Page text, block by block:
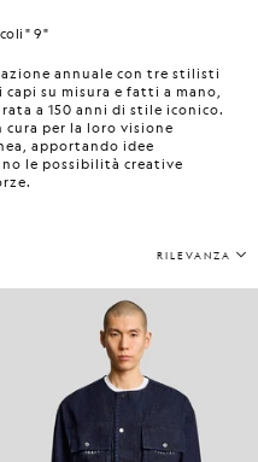
" 9 "
annuale con tre stilisti
su misura e fatti a mano,
a 150 anni di stile iconico.
per la loro visione
apportando idee
le possibilità creative
RILEVANZA